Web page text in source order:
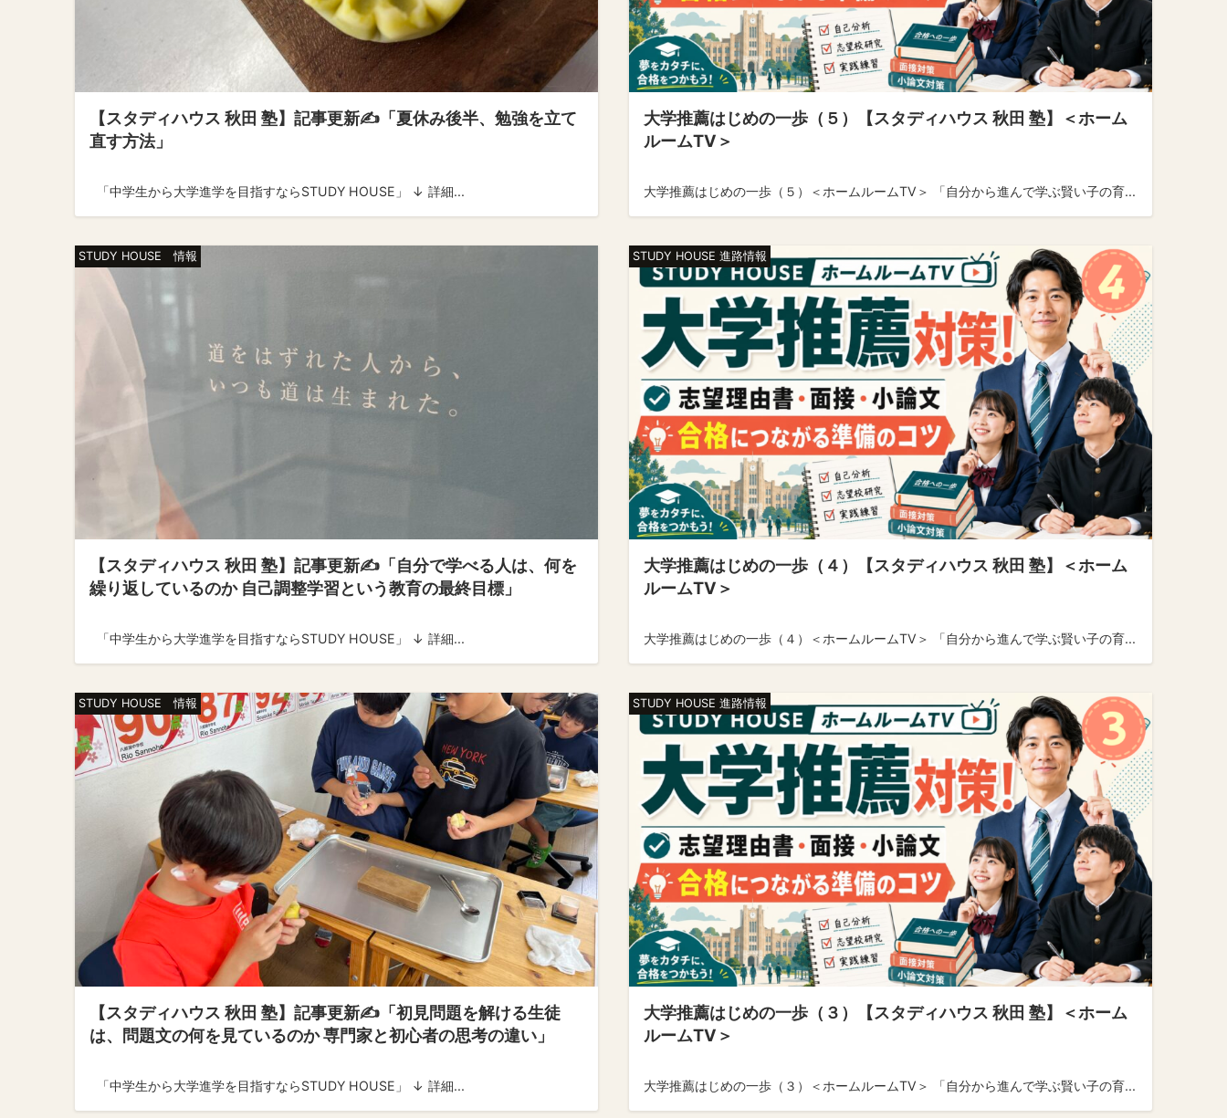
【スタディハウス 秋田 塾】記事更新✍️「夏休み後半、勉強を立て
直す方法」
「中学生から大学進学を目指すならSTUDY HOUSE」 ↓ 詳細...
大学推薦はじめの一歩（５）【スタディハウス 秋田 塾】＜ホーム
ルームTV＞
大学推薦はじめの一歩（５）＜ホームルームTV＞ 「自分から進んで学ぶ賢い子の育...
STUDY HOUSE 情報
【スタディハウス 秋田 塾】記事更新✍️「自分で学べる人は、何を
繰り返しているのか 自己調整学習という教育の最終目標」
「中学生から大学進学を目指すならSTUDY HOUSE」 ↓ 詳細...
STUDY HOUSE 進路情報
大学推薦はじめの一歩（４）【スタディハウス 秋田 塾】＜ホーム
ルームTV＞
大学推薦はじめの一歩（４）＜ホームルームTV＞ 「自分から進んで学ぶ賢い子の育...
STUDY HOUSE 情報
【スタディハウス 秋田 塾】記事更新✍️「初見問題を解ける生徒
は、問題文の何を見ているのか 専門家と初心者の思考の違い」
「中学生から大学進学を目指すならSTUDY HOUSE」 ↓ 詳細...
STUDY HOUSE 進路情報
大学推薦はじめの一歩（３）【スタディハウス 秋田 塾】＜ホーム
ルームTV＞
大学推薦はじめの一歩（３）＜ホームルームTV＞ 「自分から進んで学ぶ賢い子の育...